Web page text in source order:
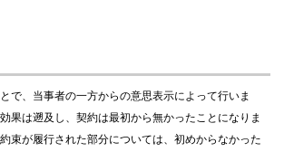
で、当事者の一方からの意思表示によって行いま
果は遡及し、契約は最初から無かったことになりま
束が履行された部分については、初めからなかった